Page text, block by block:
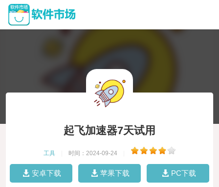
起飞加速器7天试用
工具 时间：2024-09-24
安卓下载 苹果下载 PC下载